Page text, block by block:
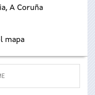
A Coruña
mapa